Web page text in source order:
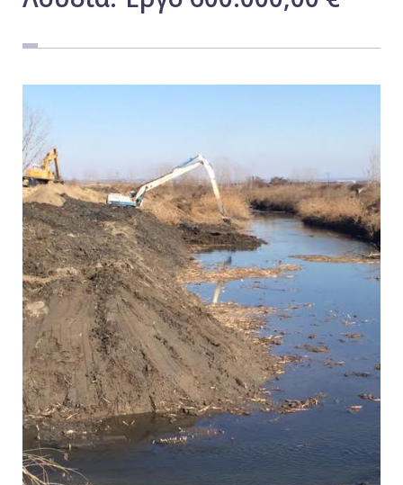
Ελλάδα
Οικονομία
Πολιτική
Αθλητικά
Αστυνομικό Δελτίο